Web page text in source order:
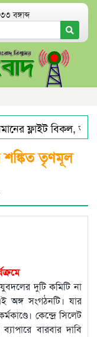
বঙ্গাব্দ
ফ্লাইট বিকল,
সঙ্কট ও
শঙ্কিত তৃণমূল
দুটি কমিটি না
অঙ্গ সংগঠনটি। যার
কেন্দ্রে সিলেট
বারবার দাবি